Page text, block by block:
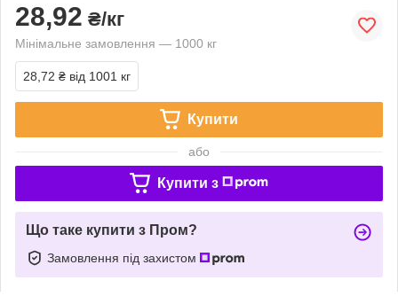
28,92 ₴/кг
Мінімальне замовлення — 1000 кг
28,72 ₴ від 1001 кг
Купити
або
Купити з
Що таке купити з Пром?
Замовлення під захистом